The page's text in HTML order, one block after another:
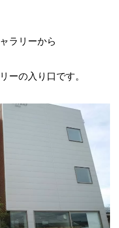
ラリーから
ーの入り口です。